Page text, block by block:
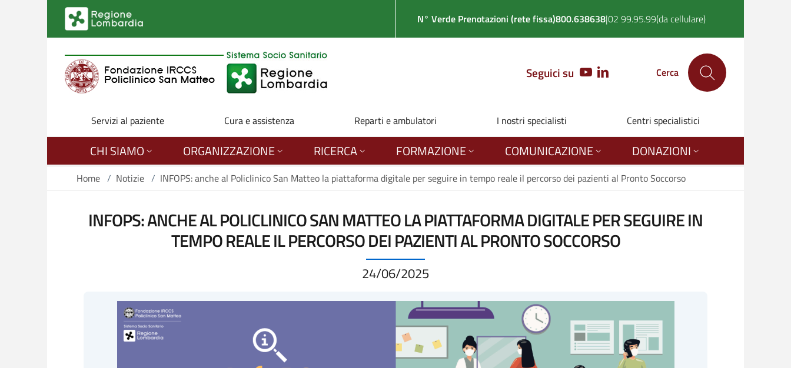
Salta al contenuto principale
N° Verde Prenotazioni (rete fissa)800.638638|02 99.95.99(da cellulare)
Seguici su YOUTUBELINKEDIN Cerca
Servizi al paziente Cura e assistenza Reparti e ambulatori I nostri specialisti Centri specialistici
CHI SIAMO ORGANIZZAZIONE RICERCA FORMAZIONE COMUNICAZIONE DONAZIONI
Home / Notizie / INFOPS: anche al Policlinico San Matteo la piattaforma digitale per seguire in tempo reale il percorso dei pazienti al Pronto Soccorso
INFOPS: ANCHE AL POLICLINICO SAN MATTEO LA PIATTAFORMA DIGITALE PER SEGUIRE IN
TEMPO REALE IL PERCORSO DEI PAZIENTI AL PRONTO SOCCORSO
24/06/2025